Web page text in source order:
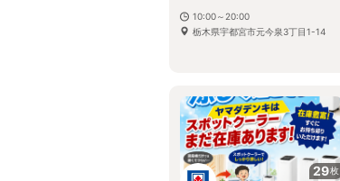
10:00～20:00
栃木県宇都宮市元今泉3丁目1-14
29枚